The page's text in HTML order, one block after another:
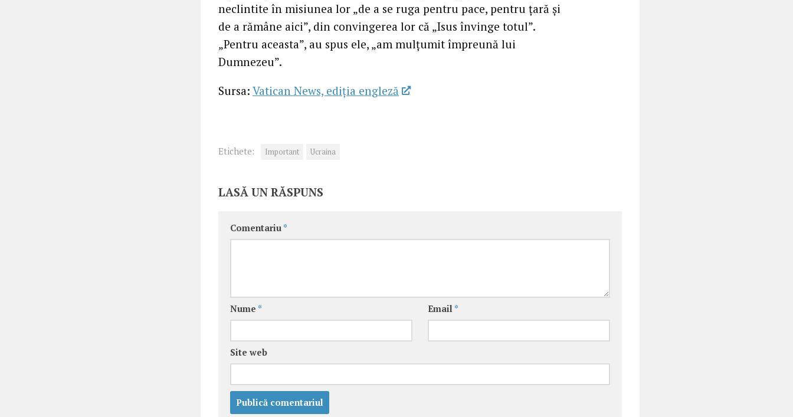
neclintite în misiunea lor „de a se ruga pentru pace, pentru țară și
de a rămâne aici”, din convingerea lor că „Isus învinge totul”.
„Pentru aceasta”, au spus ele, „am mulțumit împreună lui
Dumnezeu”.
Sursa: Vatican News, ediția engleză
Etichete: Important Ucraina
LASĂ UN RĂSPUNS
Comentariu *
Nume * Email *
Site web